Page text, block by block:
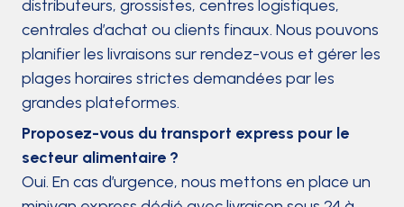
distributeurs, grossistes, centres logistiques,
centrales d’achat ou clients finaux. Nous pouvons
planifier les livraisons sur rendez-vous et gérer les
plages horaires strictes demandées par les
grandes plateformes.
Proposez-vous du transport express pour le
secteur alimentaire ?
Oui. En cas d’urgence, nous mettons en place un